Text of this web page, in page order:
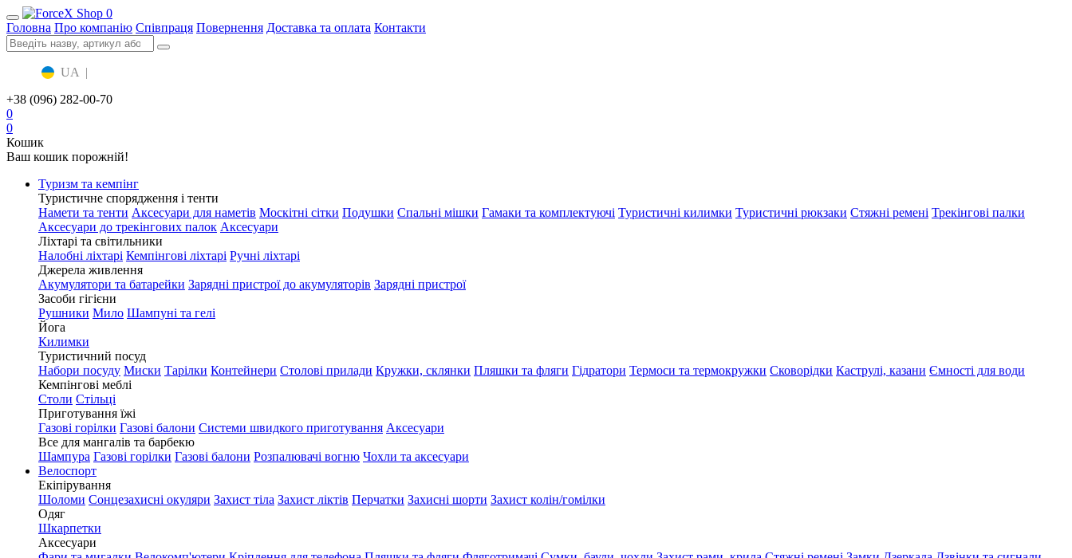
0
Головна Про компанію Співпраця Повернення Доставка та оплата Контакти
UA |
+38 (096) 282-00-70
0
0
Кошик
Ваш кошик порожній!
Туризм та кемпінг
Туристичне спорядження і тенти
Намети та тенти Аксесуари для наметів Москітні сітки Подушки Спальні мішки Гамаки та комплектуючі Туристичні килимки Туристичні рюкзаки Стяжні ремені Трекінгові палки
Аксесуари до трекінгових палок Аксесуари
Ліхтарі та світильники
Налобні ліхтарі Кемпінгові ліхтарі Ручні ліхтарі
Джерела живлення
Акумулятори та батарейки Зарядні пристрої до акумуляторів Зарядні пристрої
Засоби гігієни
Рушники Мило Шампуні та гелі
Йога
Килимки
Туристичний посуд
Набори посуду Миски Тарілки Контейнери Столові прилади Кружки, склянки Пляшки та фляги Гідратори Термоси та термокружки Сковорідки Каструлі, казани Ємності для води
Кемпінгові меблі
Столи Стільці
Приготування їжі
Газові горілки Газові балони Системи швидкого приготування Аксесуари
Все для мангалів та барбекю
Шампура Газові горілки Газові балони Розпалювачі вогню Чохли та аксесуари
Велоспорт
Екіпірування
Шоломи Сонцезахисні окуляри Захист тіла Захист ліктів Перчатки Захисні шорти Захист колін/гомілки
Одяг
Шкарпетки
Аксесуари